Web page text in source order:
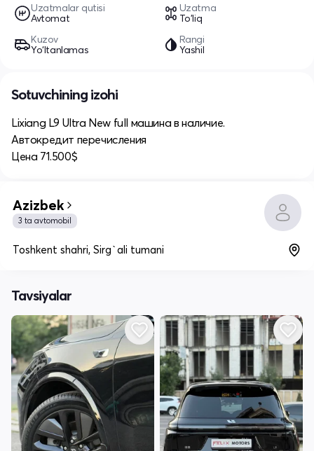
Uzatmalar qutisi
Avtomat
Uzatma
To'liq
Kuzov
Yo‘ltanlamas
Rangi
Yashil
Sotuvchining izohi
Lixiang L9 Ultra New full машина в наличие.
Автокредит перечисления
Цена 71.500$
Azizbek
3 ta avtomobil
Toshkent shahri, Sirg`ali tumani
Tavsiyalar